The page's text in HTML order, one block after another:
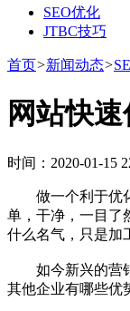
SEO优化
JTBC技巧
首页>新闻动态>
网站快
时间：2020-01-15
做一个利于优化
单，干净，一目了
什么名气，只是加
如今新兴的营销
其他企业有哪些优